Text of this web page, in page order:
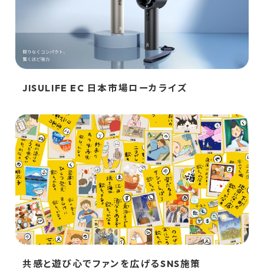
JISULIFE EC 日本市場ローカライズ
共感と遊び心でファンを広げるSNS施策